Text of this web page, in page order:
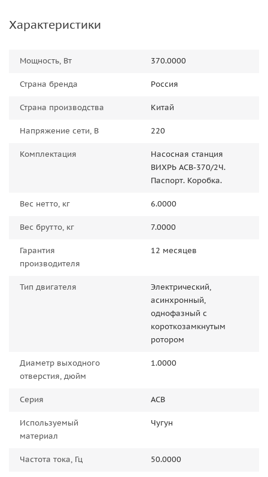
Характеристики
Мощность, Вт 370.0000
Страна бренда Россия
Страна производства Китай
Напряжение сети, В 220
Комплектация
Насосная станция
ВИХРЬ АСВ-370/2Ч.
Паспорт. Коробка.
Вес нетто, кг 6.0000
Вес брутто, кг 7.0000
Гарантия
производителя
12 месяцев
Тип двигателя
Электрический,
асинхронный,
однофазный с
короткозамкнутым
ротором
Диаметр выходного
отверстия, дюйм
1.0000
Серия АСВ
Используемый
материал
Чугун
Частота тока, Гц 50.0000